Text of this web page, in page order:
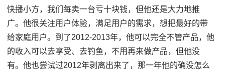
快播小方，我们每卖一台亏十块钱，但他还是大力地推
广。他很关注用户体验，满足用户的需求，想把最好的带
给家庭用户。到了2012-2013年，他可以完全不管产品，他
的收入可以去享受、去钓鱼，不用再来做产品，但他没
有。他也尝试过2012年剥离出来了，那一年他的确没怎么